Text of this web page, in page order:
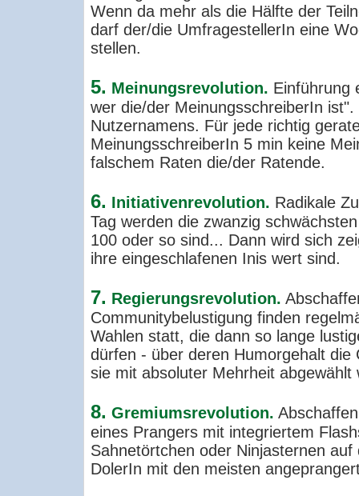
Wenn da mehr als die Hälfte der
darf der/die UmfragestellerIn eine
stellen.
5. Meinungsrevolution. Einführung
wer die/der MeinungsschreiberIn
Nutzernamens. Für jede richtig
MeinungsschreiberIn 5 min keine
falschem Raten die/der Ratende.
6. Initiativenrevolution. Radikale
Tag werden die zwanzig
100 oder so sind... Dann wird sich
ihre eingeschlafenen Inis wert sind.
7. Regierungsrevolution.
Communitybelustigung finden
Wahlen statt, die dann so lange
dürfen - über deren Humorgehalt
sie mit absoluter Mehrheit abgewählt
8. Gremiumsrevolution.
eines Prangers mit integriertem
Sahnetörtchen oder Ninjasternen
DolerIn mit den meisten